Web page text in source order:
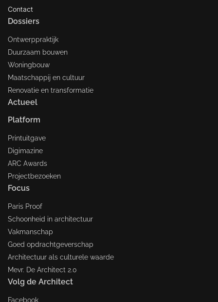
Contact
Dossiers
Ontwerppraktijk
Duurzaam bouwen
Woningbouw
Maatschappij en cultuur
Renovatie en transformatie
Actueel
Platform
Printuitgave
Digimazine
ARC Awards
Projectbezoeken
Focus
Paris Proof
Schoonheid in architectuur
Vakmanschap
Goed opdrachtgeverschap
Architectuur als culturele waarde
Mevr. De Architect 2.0
Volg de Architect
Facebook